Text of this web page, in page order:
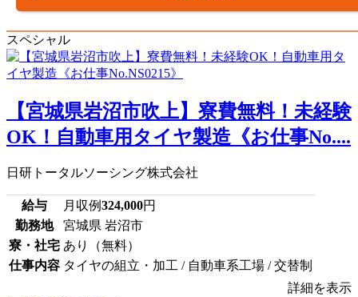
スペシャル
【宮城県岩沼市吹上】寮費無料！未経験
OK！自動車用タイヤ製造《お仕事No....
日研トータルソーシング株式会社
給与 月収例324,000円
勤務地
宮城県 岩沼市
寮・社宅 あり（無料）
仕事内容 タイヤの組立・加工 / 自動車系工場 / 交替制
詳細を表示